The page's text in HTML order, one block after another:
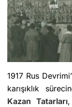
1917 Rus
karışıklık
Kazan Tatarları